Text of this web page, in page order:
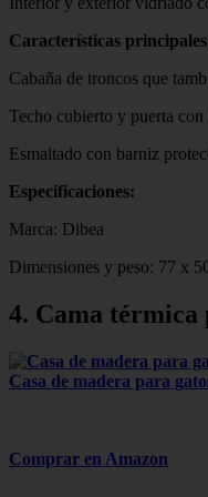
Características
Cabaña de troncos que
Techo cubierto y puerta
Esmaltado con barniz
Especificaciones:
Marca: Dibea
Dimensiones y peso: 77 x
4. Cama
Casa de madera para
Comprar en Amazon